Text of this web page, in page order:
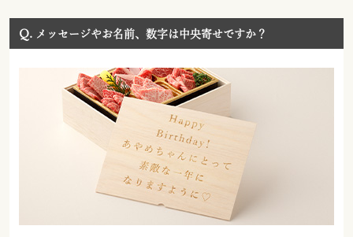
Q. メッセージやお名前、数字は中央寄せですか？